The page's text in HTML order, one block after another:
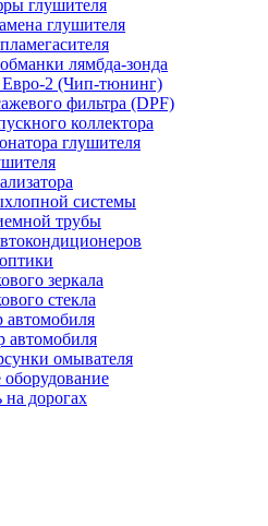
глушителя
глушителя
лямбда-зонда
2 (Чип-тюнинг)
фильтра (DPF)
коллектора
глушителя
системы
трубы
зеркала
стекла
автомобиля
автомобиля
омывателя
дорогах